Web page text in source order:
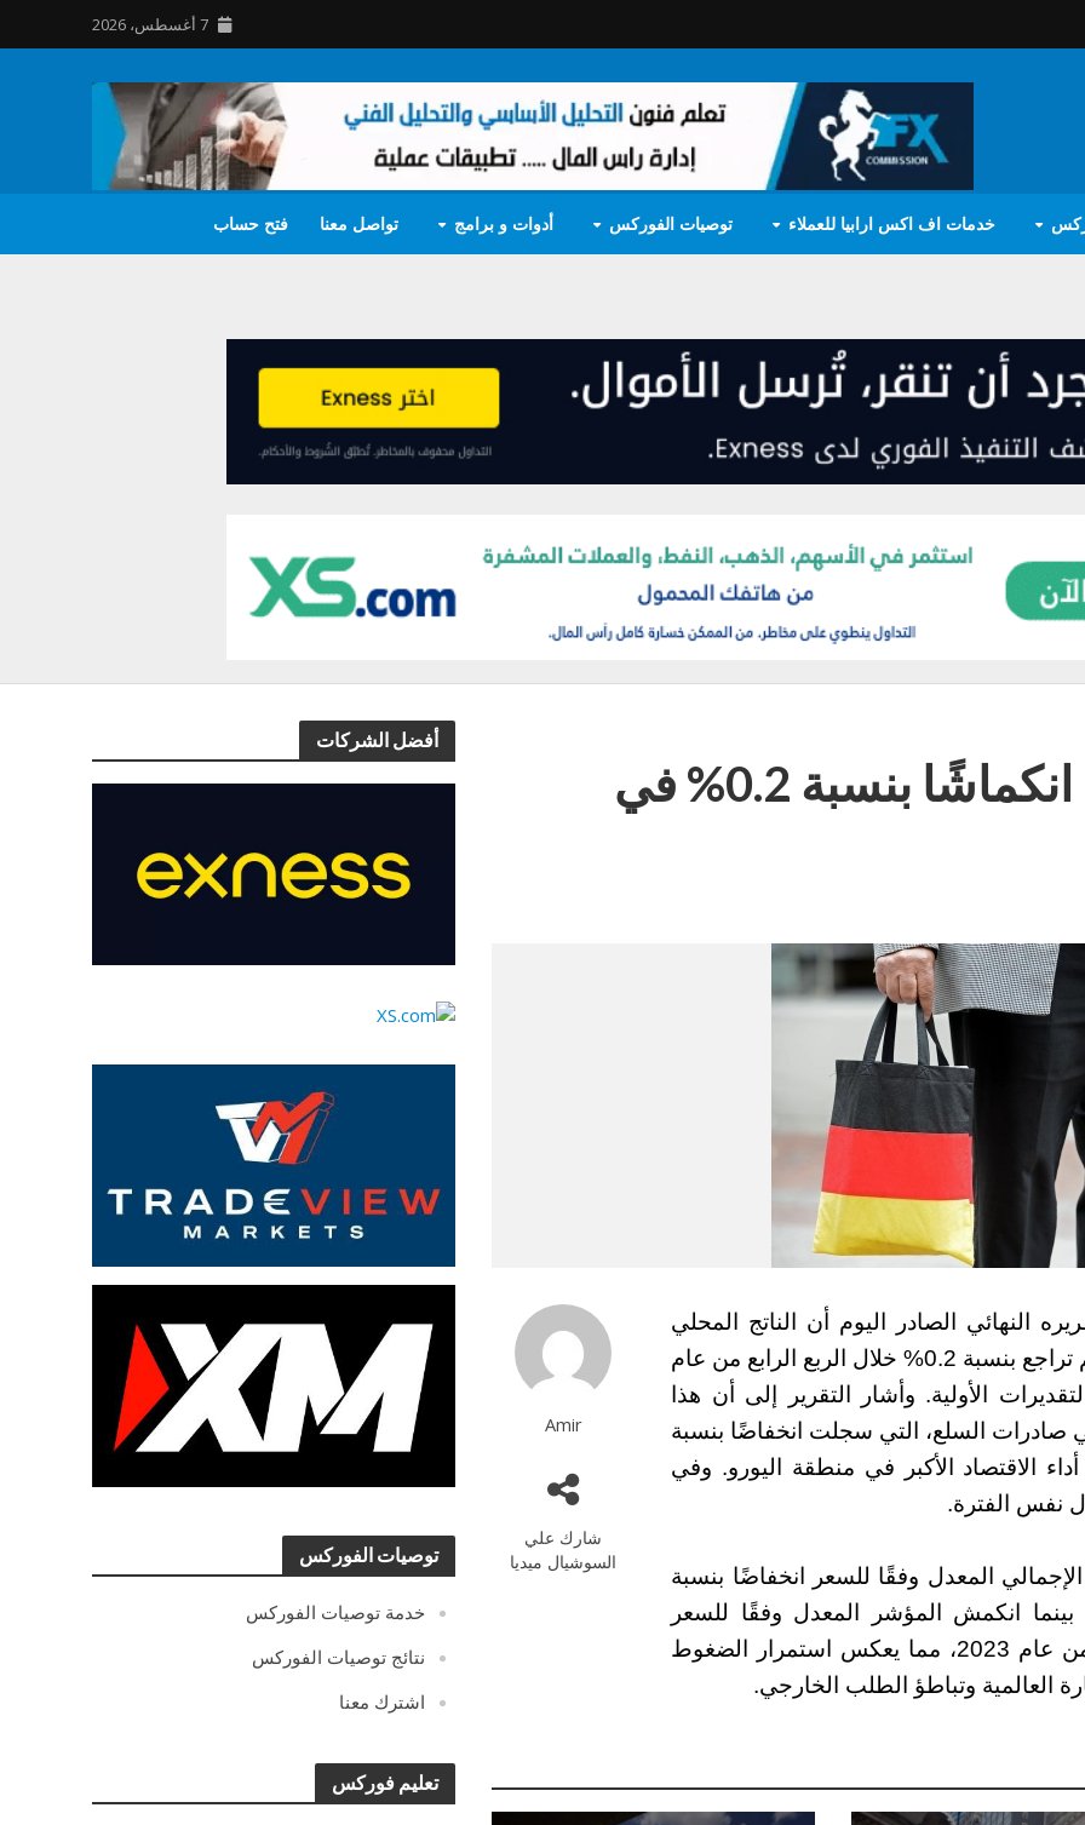
7 أغسطس، 2026
خدمات اف اكس ارابيا للعملاء توصيات الفوركس أدوات و برامج تواصل معنا فتح حساب
أفضل الشركات
توصيات الفوركس
خدمة توصيات الفوركس
نتائج توصيات الفوركس
اشترك معنا
تعليم فوركس
الاقتصاد الألماني يسجل انكماشًا بنسبة 0.2% في
Amir
شارك علي
السوشيال ميديا
النهائي الصادر اليوم أن الناتج المحلي
الإجمالي المعدل وفقًا للسعر والموسمية والتقويم تراجع بنسبة 0.2% خلال الربع الرابع من عام
الأولية. وأشار التقرير إلى أن هذا
صادرات السلع، التي سجلت انخفاضًا بنسبة
الاقتصاد الأكبر في منطقة اليورو. وفي
المعدل وفقًا للسعر انخفاضًا بنسبة
بينما انكمش المؤشر المعدل وفقًا للسعر
والتقويم بنسبة 0.2% عند مقارنته بالربع الرابع من عام 2023، مما يعكس استمرار الضغوط
العالمية وتباطؤ الطلب الخارجي.